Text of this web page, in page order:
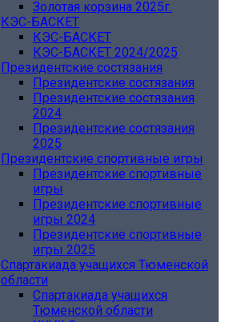
Золотая корзина 2025г.
КЭС-БАСКЕТ
КЭС-БАСКЕТ
КЭС-БАСКЕТ 2024/2025
Президентские состязания
Президентские состязания
Президентские состязания
2024
Президентские состязания
2025
Президентские спортивные игры
Президентские спортивные
игры
Президентские спортивные
игры 2024
Президентские спортивные
игры 2025
Спартакиада учащихся Тюменской
области
Спартакиада учащихся
Тюменской области